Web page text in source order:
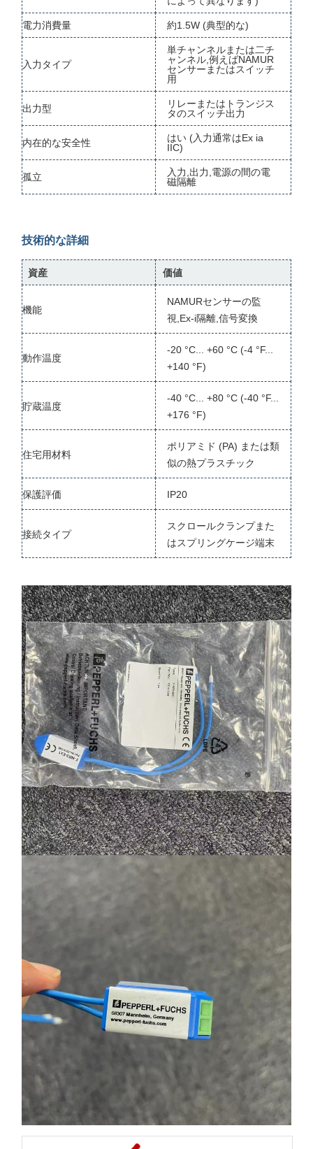
電力消費量 約1.5W (典型的な)
入力タイプ
単チャンネルまたは二チ
ャンネル,例えばNAMUR
センサーまたはスイッチ
用
出力型
リレーまたはトランジス
タのスイッチ出力
内在的な安全性
はい (入力通常はEx ia
IIC)
孤立
入力,出力,電源の間の電
磁隔離
技術的な詳細
資産 価値
機能
NAMURセンサーの監
視,Ex-i隔離,信号変換
動作温度
-20 °C... +60 °C (-4 °F...
+140 °F)
貯蔵温度
-40 °C... +80 °C (-40 °F...
+176 °F)
住宅用材料
ポリアミド (PA) または類
似の熱プラスチック
保護評価 IP20
接続タイプ
スクロールクランプまた
はスプリングケージ端末